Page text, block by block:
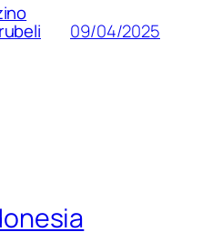
09/04/2025